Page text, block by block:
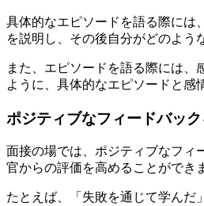
具体的なエピソードを語る際には
を説明し、その後自分がどのよう
また、エピソードを語る際には
ように、具体的なエピソードと感
ポジティブなフィードバッ
面接の場では、ポジティブなフィ
官からの評価を高めることができ
たとえば、「失敗を通じて学んだ